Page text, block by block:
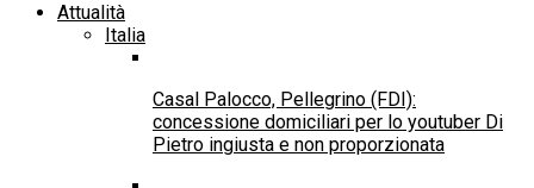
Attualità
Italia
Casal Palocco, Pellegrino (FDI):
concessione domiciliari per lo youtuber Di
Pietro ingiusta e non proporzionata